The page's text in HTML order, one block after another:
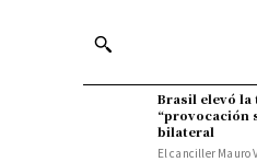
Brasil elevó la
“provocación
bilateral
El canciller Mauro